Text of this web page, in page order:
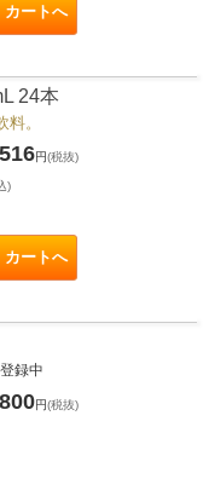
カートへ
24本
。
円(税抜)
)
カートへ
録中
円(税抜)